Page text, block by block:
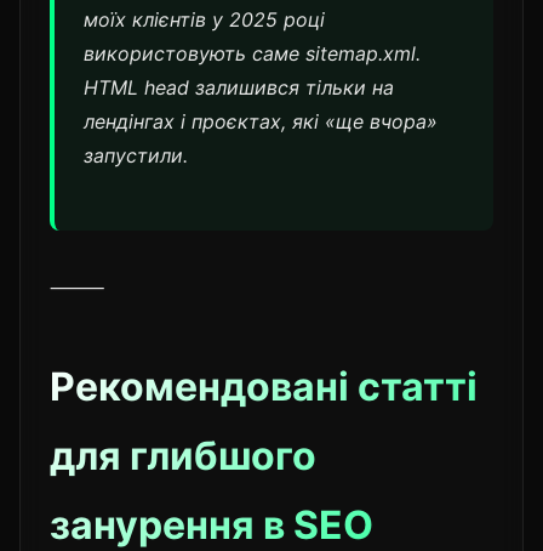
моїх клієнтів у 2025 році
використовують саме sitemap.xml.
HTML head залишився тільки на
лендінгах і проєктах, які «ще вчора»
запустили.
⸻
Рекомендовані статті
для глибшого
занурення в SEO